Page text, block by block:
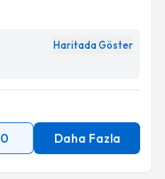
Haritada Göster
Daha Fazla